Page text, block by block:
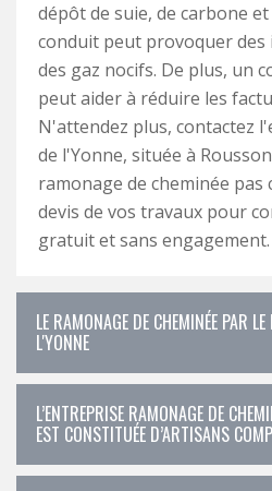
dépôt de suie, de carbone
conduit peut provoquer des
des gaz nocifs. De plus, un
peut aider à réduire les
N'attendez plus, contactez
de l'Yonne, située à
ramonage de cheminée pas
devis de vos travaux pour
gratuit et sans engagement.
LE RAMONAGE DE CHEMINÉE PAR
L'YONNE
L’ENTREPRISE RAMONAGE DE
EST CONSTITUÉE D’ARTISANS